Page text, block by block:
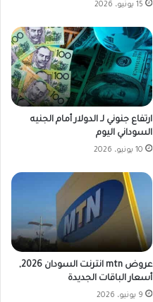
15 يونيو، 2026
ارتفاع جنوني لـ الدولار أمام الجنيه
السوداني اليوم
10 يونيو، 2026
عروض mtn انترنت السودان 2026,
أسعار الباقات الجديدة
9 يونيو، 2026